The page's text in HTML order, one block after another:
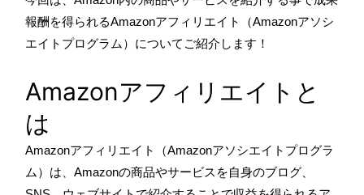
報酬を得られるAmazonアフィリエイト（Amazonアソシ
エイトプログラム）についてご紹介します！
Amazonアフィリエイトと
は
Amazonアフィリエイト（Amazonアソシエイトプログラ
ム）は、Amazonの商品やサービスを自身のブログ、